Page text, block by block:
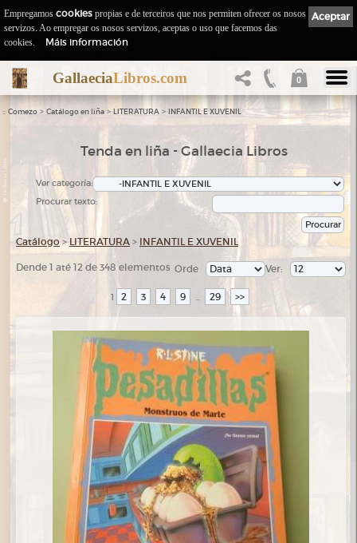
GallaeciaLibros.com 0
:: Comezo > Catálogo en liña > LITERATURA > INFANTIL E XUVENIL
Tenda en liña - Gallaecia Libros
Ver categoría:
Procurar texto:
Catálogo >LITERATURA > INFANTIL E XUVENIL
Dende 1 até 12 de 348 elementos Ver:
Orde
1 2 3 4 9 ... 29 >>
Aceptar
Empregamos cookies propias e de terceiros que nos permiten ofrecer os nosos
servizos. Ao empregar os nosos servizos, aceptas o uso que facemos das
cookies.
Máis información